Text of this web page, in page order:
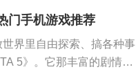
门手机游戏推荐
界里自由探索、搞各种事
5》。它那丰富的剧情、